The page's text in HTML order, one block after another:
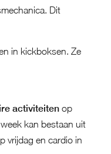
Dit
in kickboksen. Ze
activiteitenop
kan bestaan uit
vrijdag en cardio in